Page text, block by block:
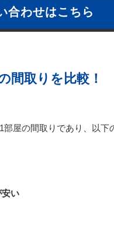
合わせはこちら
間取りを比較！
屋の間取りであり、以下
い